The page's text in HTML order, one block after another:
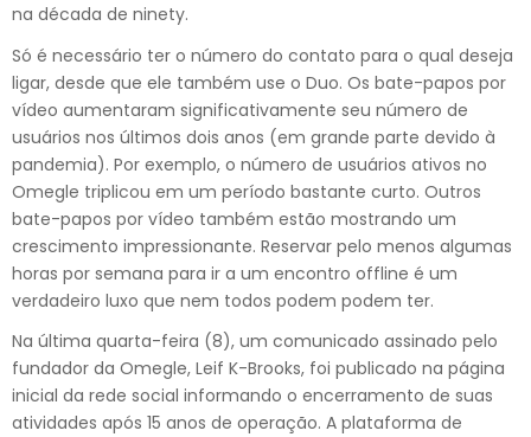
na década de ninety.
Só é necessário ter o número do contato para o qual deseja
ligar, desde que ele também use o Duo. Os bate-papos por
vídeo aumentaram significativamente seu número de
usuários nos últimos dois anos (em grande parte devido à
pandemia). Por exemplo, o número de usuários ativos no
Omegle triplicou em um período bastante curto. Outros
bate-papos por vídeo também estão mostrando um
crescimento impressionante. Reservar pelo menos algumas
horas por semana para ir a um encontro offline é um
verdadeiro luxo que nem todos podem podem ter.
Na última quarta-feira (8), um comunicado assinado pelo
fundador da Omegle, Leif K-Brooks, foi publicado na página
inicial da rede social informando o encerramento de suas
atividades após 15 anos de operação. A plataforma de